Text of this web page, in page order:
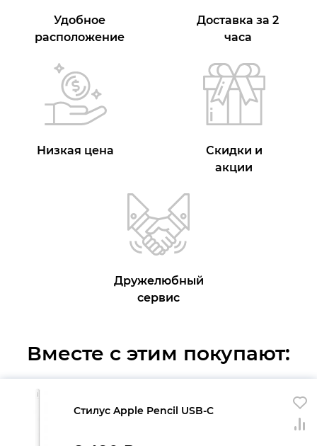
Удобное
расположение
Доставка за 2
часа
Низкая цена
Скидки и
акции
Дружелюбный
сервис
Вместе с этим покупают:
Стилус Apple Pencil USB-C